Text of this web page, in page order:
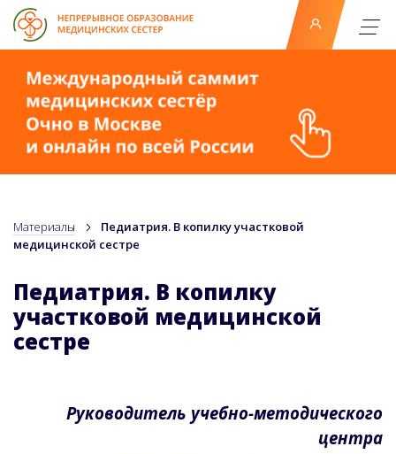
Материалы
Педиатрия. В копилку участковой
медицинской сестре
Педиатрия. В копилку
участковой медицинской
сестре
Руководитель учебно-методического
центра